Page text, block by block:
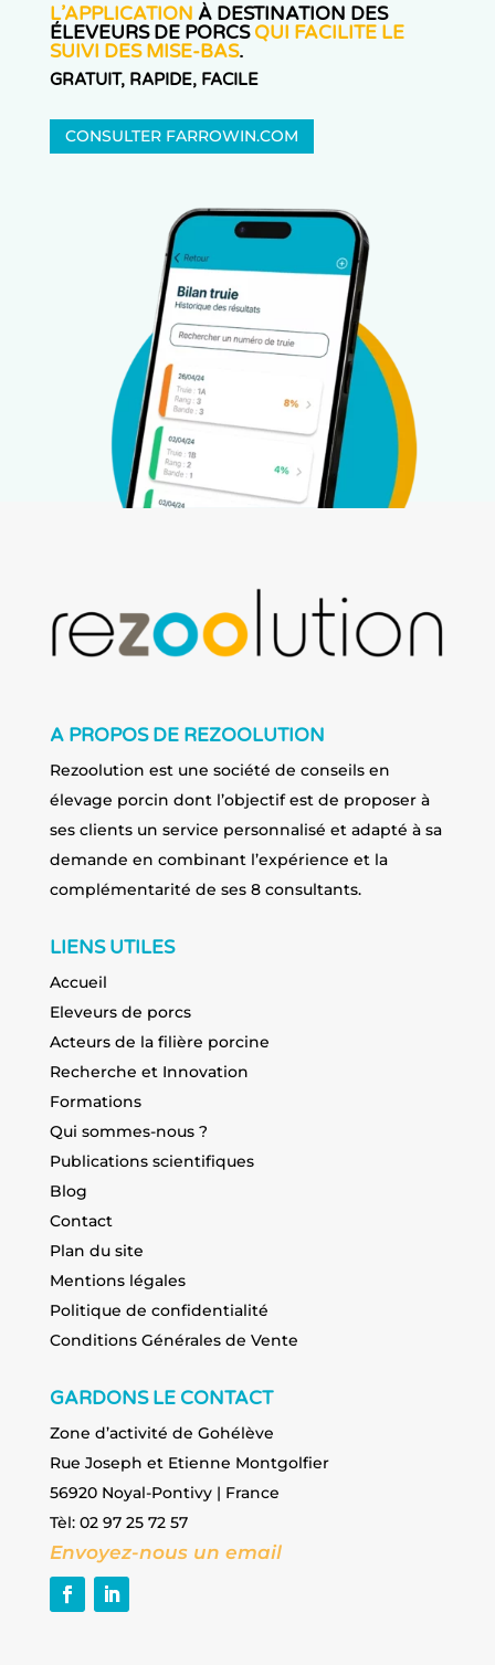
L’APPLICATION À DESTINATION DES
ÉLEVEURS DE PORCSQUI FACILITE LE
SUIVI DES MISE-BAS.
GRATUIT, RAPIDE, FACILE
CONSULTER FARROWIN.COM
A PROPOS DE REZOOLUTION
Rezoolution est une société de conseils en
élevage porcin dont l’objectif est de proposer à
ses clients un service personnalisé et adapté à sa
demande en combinant l’expérience et la
complémentarité de ses 8 consultants.
LIENS UTILES
Accueil
Eleveurs de porcs
Acteurs de la filière porcine
Recherche et Innovation
Formations
Qui sommes-nous ?
Publications scientifiques
Blog
Contact
Plan du site
Mentions légales
Politique de confidentialité
Conditions Générales de Vente
GARDONS LE CONTACT
Zone d’activité de Gohélève
Rue Joseph et Etienne Montgolfier
56920 Noyal-Pontivy | France
Tèl: 02 97 25 72 57
Envoyez-nous un email